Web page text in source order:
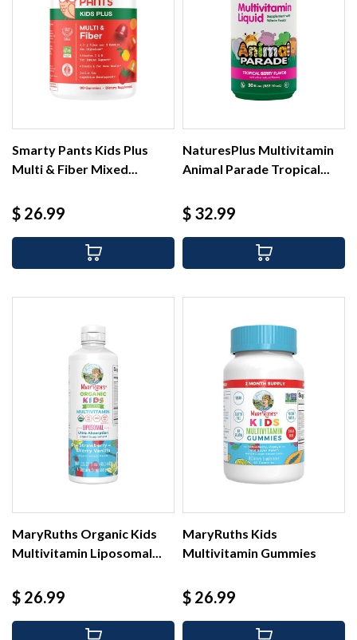
Smarty Pants Kids Plus
Multi & Fiber Mixed...
Precio
$ 26.99
NaturesPlus Multivitamin
Animal Parade Tropical...
Precio
$ 32.99
MaryRuths Organic Kids
Multivitamin Liposomal...
Precio
$ 26.99
MaryRuths Kids
Multivitamin Gummies
Precio
$ 26.99